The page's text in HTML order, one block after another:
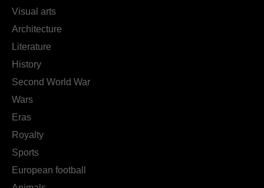
Visual arts
Architecture
Literature
History
Second World War
Wars
Eras
Royalty
Sports
European football